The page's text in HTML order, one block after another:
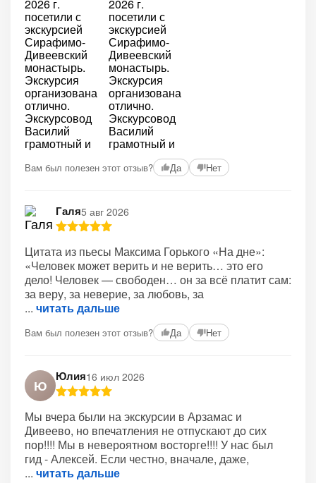
Вам был полезен этот отзыв? Да Нет
Галя5 авг 2026
Цитата из пьесы Максима Горького «На дне»:
«Человек может верить и не верить… это его
дело! Человек — свободен… он за всё платит сам:
за веру, за неверие, за любовь, за
читать дальше
Вам был полезен этот отзыв? Да Нет
Ю
Юлия16 июл 2026
Мы вчера были на экскурсии в Арзамас и
Дивеево, но впечатления не отпускают до сих
пор!!!! Мы в невероятном восторге!!!! У нас был
гид - Алексей. Если честно, вначале, даже,
читать дальше